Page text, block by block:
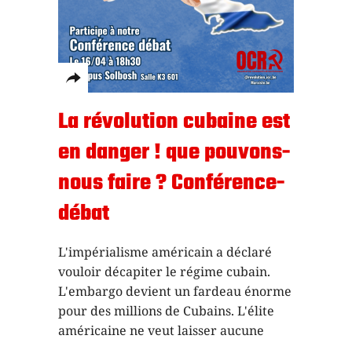
La révolution cubaine est
en danger ! que pouvons-
nous faire ? Conférence-
débat
L'impérialisme américain a déclaré
vouloir décapiter le régime cubain.
L'embargo devient un fardeau énorme
pour des millions de Cubains. L'élite
américaine ne veut laisser aucune